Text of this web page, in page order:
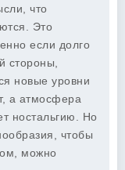
что
Это
если долго
стороны,
новые уровни
а атмосфера
ностальгию. Но
чтобы
можно